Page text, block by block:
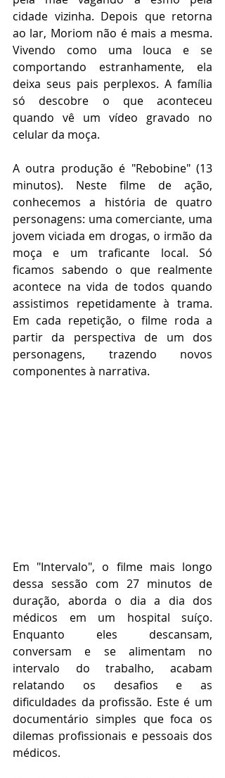
cidade vizinha. Depois que retorna
ao lar, Moriom não é mais a mesma.
Vivendo como uma louca e se
comportando estranhamente, ela
deixa seus pais perplexos. A família
só descobre o que aconteceu
quando vê um vídeo gravado no
celular da moça.
A outra produção é "Rebobine" (13
minutos). Neste filme de ação,
conhecemos a história de quatro
personagens: uma comerciante, uma
jovem viciada em drogas, o irmão da
moça e um traficante local. Só
ficamos sabendo o que realmente
acontece na vida de todos quando
assistimos repetidamente à trama.
Em cada repetição, o filme roda a
partir da perspectiva de um dos
personagens, trazendo novos
componentes à narrativa.
Em "Intervalo", o filme mais longo
dessa sessão com 27 minutos de
duração, aborda o dia a dia dos
médicos em um hospital suíço.
Enquanto eles descansam,
conversam e se alimentam no
intervalo do trabalho, acabam
relatando os desafios e as
dificuldades da profissão. Este é um
documentário simples que foca os
dilemas profissionais e pessoais dos
médicos.